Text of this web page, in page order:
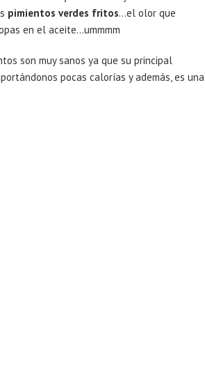
pimientos verdes fritos…el olor que
en el aceite…ummmm
son muy sanos ya que su principal
pocas calorías y además, es una